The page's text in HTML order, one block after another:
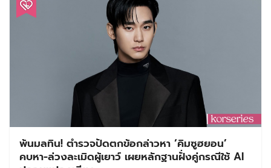
พ้นมลทิน! ตำรวจปัดตกข้อกล่าวหา ‘คิมซูฮยอน’
คบหา-ล่วงละเมิดผู้เยาว์ เผยหลักฐานฝั่งคู่กรณีใช้ AI